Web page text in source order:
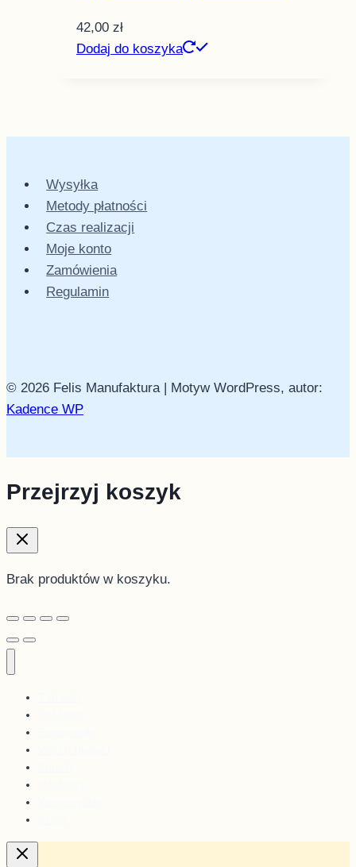
42,00 zł
Dodaj do koszyka
Wysyłka
Metody płatności
Czas realizacji
Moje konto
Zamówienia
Regulamin
© 2026 Felis Manufaktura | Motyw WordPress, autor:
Kadence WP
Przejrzyj koszyk
Brak produktów w koszyku.